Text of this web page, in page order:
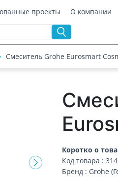
проекты О компании
Смеситель Grohe Eurosmart
Коротко о
Код товара :
Бренд : Grohe